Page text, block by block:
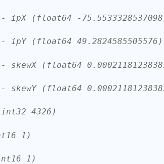
ipX (float64 -
ipY (float64 49.2824585505576)
skewX (float64
skewY (float64
4326)
1)
1)